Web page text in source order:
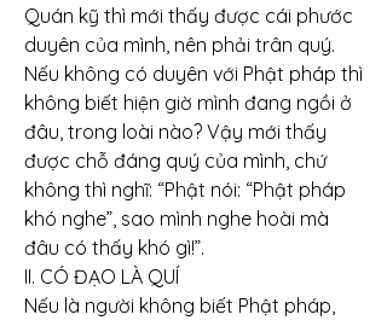
Quán kỹ thì mới thấy được cái phước
duyên của mình, nên phải trân quý.
Nếu không có duyên với Phật pháp thì
không biết hiện giờ mình đang ngồi ở
đâu, trong loài nào? Vậy mới thấy
được chỗ đáng quý của mình, chứ
không thì nghĩ: “Phật nói: “Phật pháp
khó nghe”, sao mình nghe hoài mà
đâu có thấy khó gì!”.
II. CÓ ĐẠO LÀ QUÍ
Nếu là người không biết Phật pháp,